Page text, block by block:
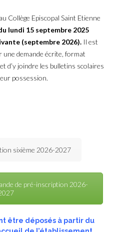
Collège Episcopal Saint Etienne
lundi 15 septembre 2025
(septembre 2026).Il est
une demande écrite, format
d’y joindre les bulletins scolaires
possession.
sixième 2026-2027
de pré-inscription 2026-
être déposés à partir du